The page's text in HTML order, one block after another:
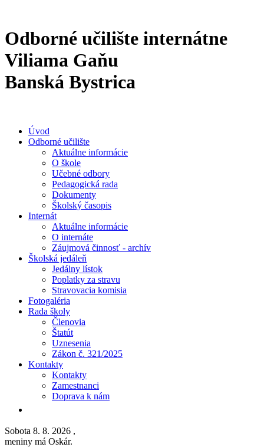
Odborné učilište internátne
Viliama Gaňu
Banská Bystrica
Úvod
Odborné učilište
Aktuálne informácie
O škole
Učebné odbory
Pedagogická rada
Dokumenty
Školský časopis
Internát
Aktuálne informácie
O internáte
Záujmová činnosť - archív
Školská jedáleň
Jedálny lístok
Poplatky za stravu
Stravovacia komisia
Fotogaléria
Rada školy
Členovia
Štatút
Uznesenia
Zákon č. 321/2025
Kontakty
Kontakty
Zamestnanci
Doprava k nám
Sobota 8. 8. 2026 ,
meniny má Oskár.